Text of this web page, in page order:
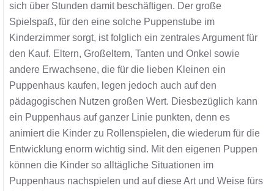
sich über Stunden damit beschäftigen. Der große
Spielspaß, für den eine solche Puppenstube im
Kinderzimmer sorgt, ist folglich ein zentrales Argument für
den Kauf. Eltern, Großeltern, Tanten und Onkel sowie
andere Erwachsene, die für die lieben Kleinen ein
Puppenhaus kaufen, legen jedoch auch auf den
pädagogischen Nutzen großen Wert. Diesbezüglich kann
ein Puppenhaus auf ganzer Linie punkten, denn es
animiert die Kinder zu Rollenspielen, die wiederum für die
Entwicklung enorm wichtig sind. Mit den eigenen Puppen
können die Kinder so alltägliche Situationen im
Puppenhaus nachspielen und auf diese Art und Weise fürs